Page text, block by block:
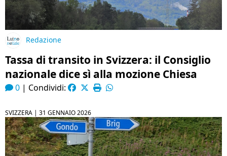
Redazione
Tassa di transito in Svizzera: il Consiglio
nazionale dice sì alla mozione Chiesa
0 | Condividi:
SVIZZERA | 31 GENNAIO 2026